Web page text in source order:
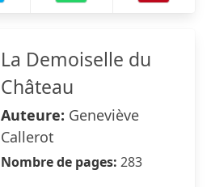
La Demoiselle du
Château
Auteure: Geneviève
Callerot
Nombre de pages: 283